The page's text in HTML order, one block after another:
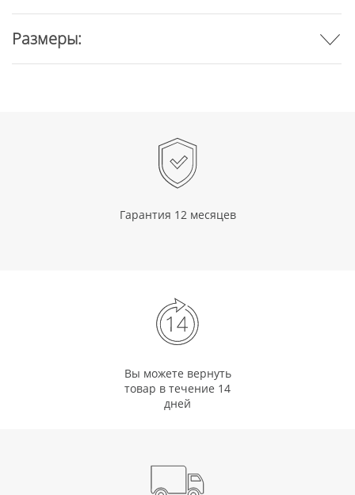
Размеры:
Гарантия 12 месяцев
Вы можете вернуть
товар в течение 14
дней